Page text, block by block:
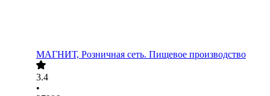
МАГНИТ, Розничная сеть. Пищевое производство
3.4
•